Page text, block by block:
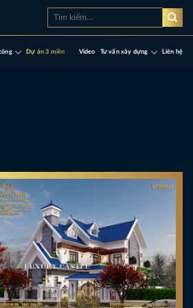
Tìm
Dự án 3 miền Video Tư vấn xây dựng Liên hệ